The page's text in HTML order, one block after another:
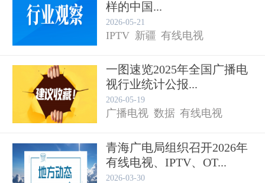
样的中国...
2026-05-21
IPTV 新疆 有线电视
一图速览2025年全国广播电
视行业统计公报...
2026-05-19
广播电视 数据 有线电视
电视节目
青海广电局组织召开2026年
有线电视、IPTV、OT...
2026-03-30